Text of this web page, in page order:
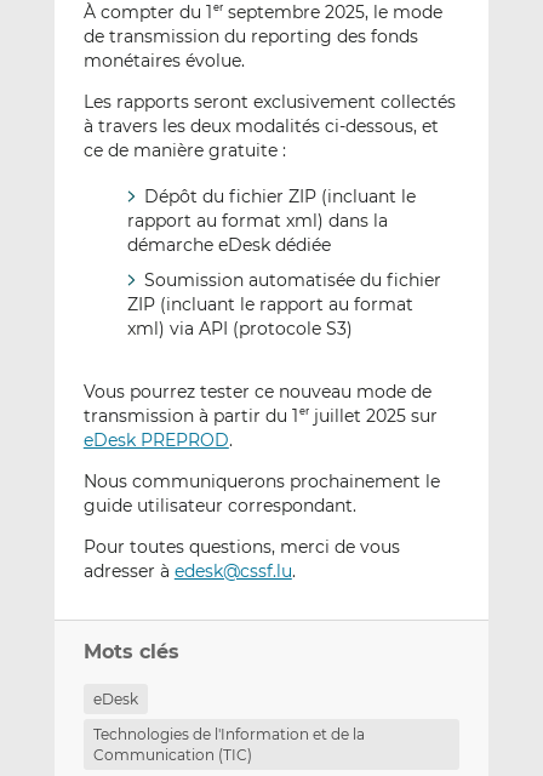
e
m
i
l
r
L
n
k
e
I
n
r
F
c
e
b
o
k
À compter du 1 erseptembre 2025, le mode
de transmission du reporting des fonds
monétaires évolue.
Les rapports seront exclusivement collectés
à travers les deux modalités ci-dessous, et
ce de manière gratuite :
Dépôt du fichier ZIP (incluant le
rapport au format xml) dans la
démarche eDesk dédiée
Soumission automatisée du fichier
ZIP (incluant le rapport au format
xml) via API (protocole S3)
Vous pourrez tester ce nouveau mode de
transmission à partir du 1 erjuillet 2025 sur
eDesk PREPROD.
Nous communiquerons prochainement le
guide utilisateur correspondant.
Pour toutes questions, merci de vous
adresser à edesk@cssf.lu.
Mots clés
eDesk
Technologies de l'Information et de la
Communication (TIC)